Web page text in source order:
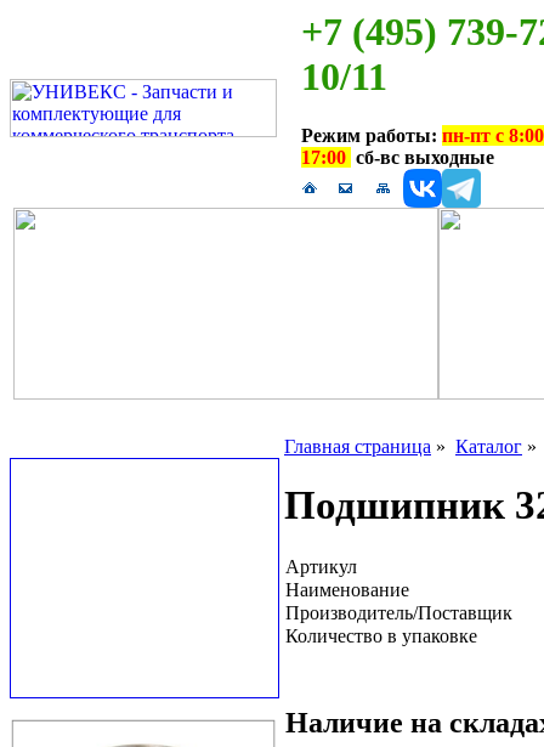
+7 (495) 739-
10/11
Режим работы: пн-пт с
17:00 сб-вс выходные
Главная страница » Каталог
Подшипник
Артикул
Наименование
Производитель/Поставщик
Количество в упаковке
Наличие на